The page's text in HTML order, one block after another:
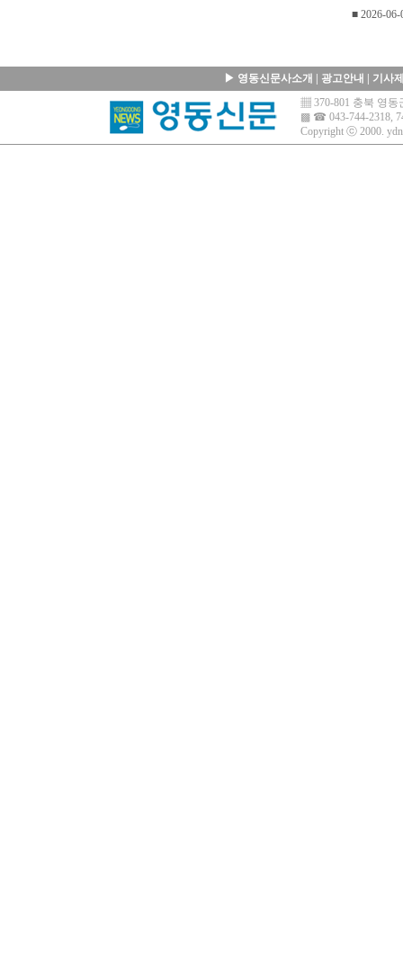
■ 2026-
▶ 영동신문사소개 광고안내
기사
▦ 370-801 충북 영
▩ ☎ 043-744-2318,
Copyright ⓒ 2000.